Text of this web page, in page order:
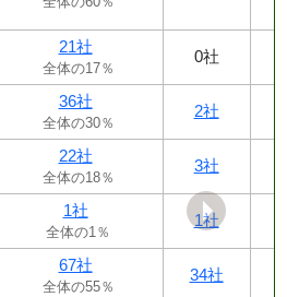
21社
全体の17％
0社
36社
全体の30％
2社
22社
全体の18％
3社
1社
全体の1％
1社
67社
全体の55％
34社